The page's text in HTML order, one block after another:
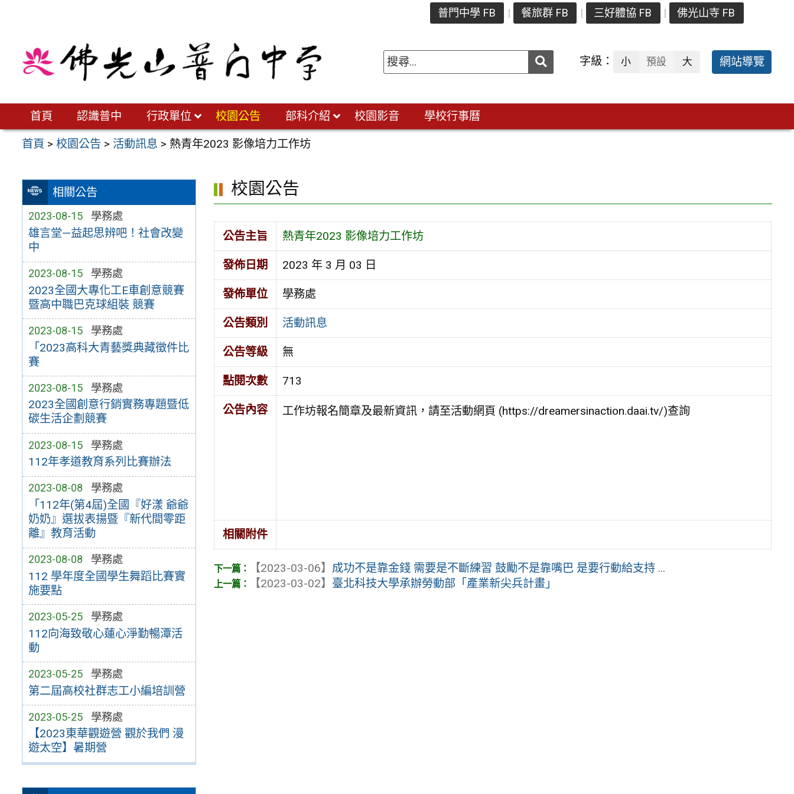
普門中學 FB 餐旅群 FB 三好體協 FB 佛光山寺 FB
送出 字級： 小 預設 大 網站導覽
首頁 認識普中 行政單位 校園公告 部科介紹 校園影音 學校行事曆
首頁 >校園公告 > 活動訊息 > 熱青年2023 影像培力工作坊
相關公告
2023-08-15 學務處
雄言堂—益起思辨吧！社會改變
中
2023-08-15 學務處
2023全國大專化工E車創意競賽
暨高中職巴克球組裝 競賽
2023-08-15 學務處
「2023高科大青藝獎典藏徵件比
賽
2023-08-15 學務處
2023全國創意行銷實務專題暨低
碳生活企劃競賽
2023-08-15 學務處
112年孝道教育系列比賽辦法
2023-08-08 學務處
「112年(第4屆)全國『好漾 爺爺
奶奶』選拔表揚暨『新代間零距
離』教育活動
2023-08-08 學務處
112 學年度全國學生舞蹈比賽實
施要點
2023-05-25 學務處
112向海致敬心蓮心淨勤暢潭活
動
2023-05-25 學務處
第二屆高校社群志工小編培訓營
2023-05-25 學務處
【2023東華觀遊營 觀於我們 漫
遊太空】暑期營
校園公告
公告主旨 熱青年2023 影像培力工作坊
發佈日期 2023 年 3 月 03 日
發佈單位 學務處
公告類別 活動訊息
公告等級 無
點閱次數 713
公告內容 工作坊報名簡章及最新資訊，請至活動網頁 (https://dreamersinaction.daai.tv/)查詢
相關附件
【2023-03-06】 成功不是靠金錢 需要是不斷練習 鼓勵不是靠嘴巴 是要行動給支持 ...
【2023-03-02】 臺北科技大學承辦勞動部「產業新尖兵計畫」